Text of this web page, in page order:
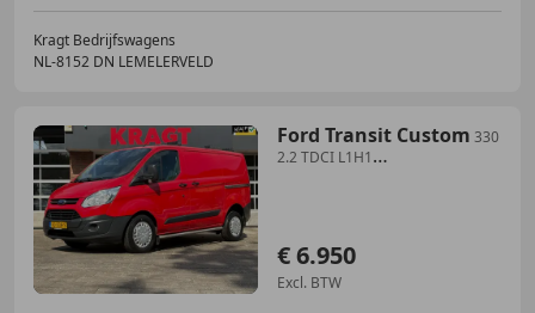
Kragt Bedrijfswagens
NL-8152 DN LEMELERVELD
Ford Transit Custom 330
2.2 TDCI L1H1
€ 6.950
Excl. BTW